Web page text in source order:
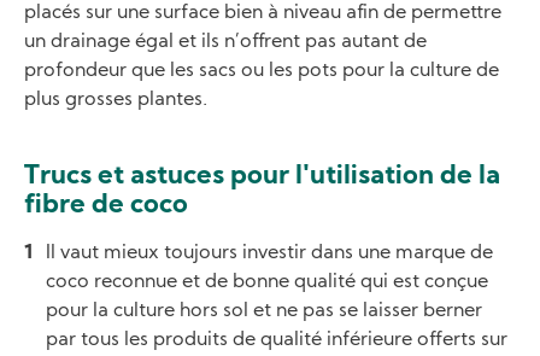
placés sur une surface bien à niveau afin de permettre
un drainage égal et ils n’offrent pas autant de
profondeur que les sacs ou les pots pour la culture de
plus grosses plantes.
Trucs et astuces pour l'utilisation de la
fibre de coco
Il vaut mieux toujours investir dans une marque de
coco reconnue et de bonne qualité qui est conçue
pour la culture hors sol et ne pas se laisser berner
par tous les produits de qualité inférieure offerts sur